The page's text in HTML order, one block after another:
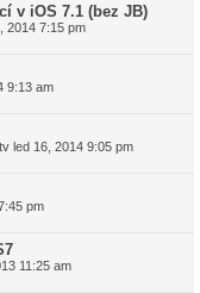
v iOS 7.1 (bez JB)
2014 7:15 pm
9:13 am
led 16, 2014 9:05 pm
pm
11:25 am